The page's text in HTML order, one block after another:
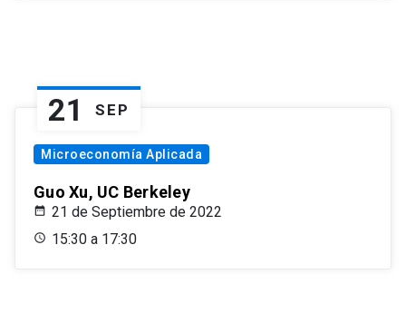
21 SEP
Microeconomía Aplicada
Guo Xu, UC Berkeley
21 de Septiembre de 2022
15:30 a 17:30